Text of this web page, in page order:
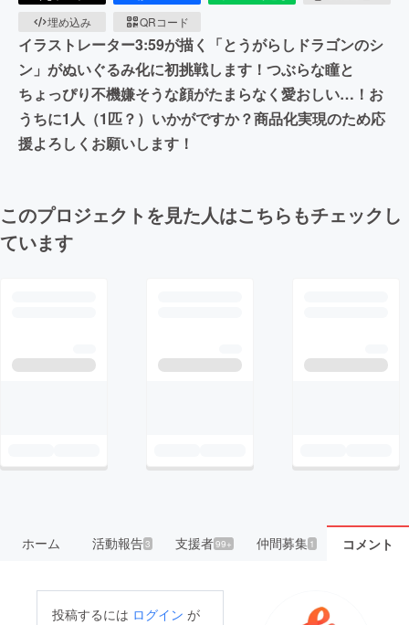
埋め込み
QRコード
イラストレーター3:59が描く「とうがらしドラゴンのシ
ン」がぬいぐるみ化に初挑戦します！つぶらな瞳と
ちょっぴり不機嫌そうな顔がたまらなく愛おしい…！お
うちに1人（1匹？）いかがですか？商品化実現のため応
援よろしくお願いします！
このプロジェクトを見た人はこちらもチェックし
ています
ホーム 活動報告3 支援者99+ 仲間募集 1 コメント
投稿するには ログイン が